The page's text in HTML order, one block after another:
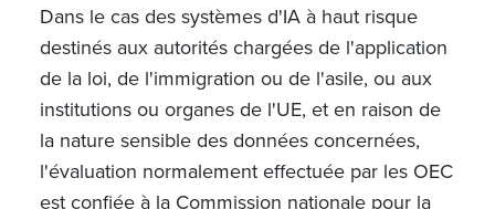
Dans le cas des systèmes d'IA à haut risque
destinés aux autorités chargées de l'application
de la loi, de l'immigration ou de l'asile, ou aux
institutions ou organes de l'UE, et en raison de
la nature sensible des données concernées,
l'évaluation normalement effectuée par les OEC
est confiée à la Commission nationale pour la